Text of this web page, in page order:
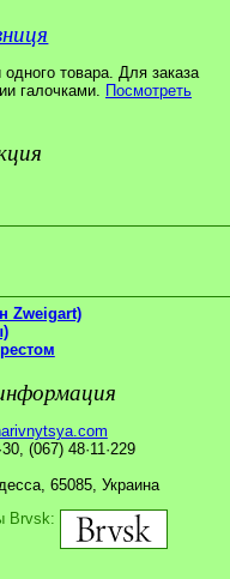
товара. Для заказа
галочками. Посмотреть
Zweigart)
(067) 48·11·229
65085, Украина
Brvsk: